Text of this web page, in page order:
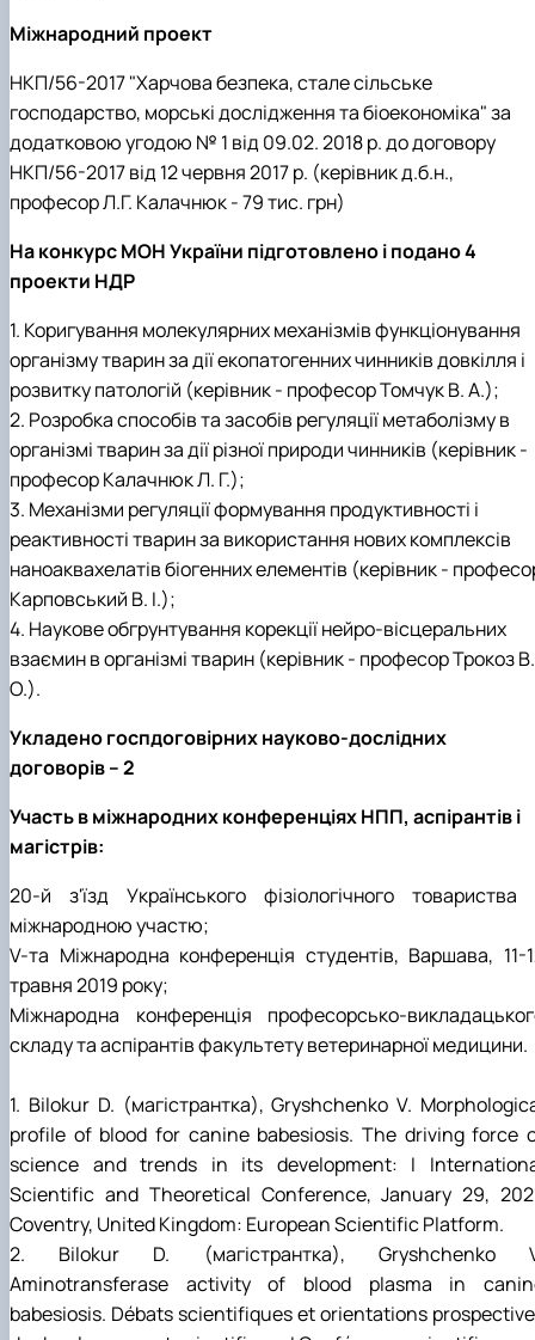
Міжнародний проект
НКП/56-2017 "Харчова безпека, стале сільське
господарство, морські дослідження та біоекономіка" за
додатковою угодою № 1 від 09.02. 2018 р. до договору
НКП/56-2017 від 12 червня 2017 р. (керівник д.б.н.,
професор Л.Г. Калачнюк - 79 тис. грн)
На конкурс МОН України підготовлено і подано 4
проекти НДР
1. Коригування молекулярних механізмів функціонування
організму тварин за дії екопатогенних чинників довкілля і
розвитку патологій (керівник - професор Томчук В. А.);
2. Розробка способів та засобів регуляції метаболізму в
організмі тварин за дії різної природи чинників (керівник -
професор Калачнюк Л. Г.);
3. Механізми регуляції формування продуктивності і
реактивності тварин за використання нових комплексів
наноаквахелатів біогенних елементів (керівник -
Карповський В. І.);
4. Наукове обгрунтування корекції нейро-вісцеральних
взаємин в організмі тварин (керівник - професор Трокоз В.
О.).
Укладено госпдоговірних науково-дослідних
договорів – 2
Участь в міжнародних конференціях НПП, аспірантів і
магістрів:
20-й з'їзд Українського фізіологічного товариства
міжнародною участю;
V-та Міжнародна конференція студентів, Варшава, 11-
травня 2019 року;
Міжнародна конференція професорсько-
складу та аспірантів факультету ветеринарної медицини.
1. Bilokur D. (магістрантка), Gryshchenko V.
profile of blood for canine babesiosis. The driving force
science and trends in its development: I
Scientific and Theoretical Conference, January 29,
Coventry, United Kingdom: European Scientific Platform.
2. Bilokur D. (магістрантка), Gryshchenko
Aminotransferase activity of blood plasma in
babesiosis. Débats scientifiques et orientations